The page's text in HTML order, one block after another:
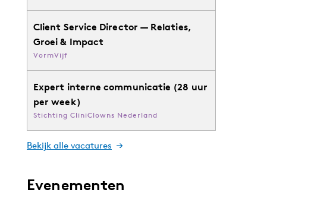
Client Service Director — Relaties,
Groei & Impact
VormVijf
Expert interne communicatie (28 uur
per week)
Stichting CliniClowns Nederland
Bekijk alle vacatures
Evenementen